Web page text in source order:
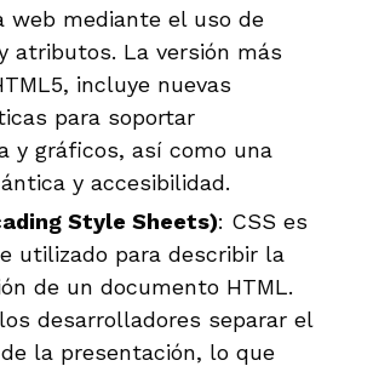
web mediante el uso de
atributos. La versión más
incluye nuevas
para soportar
y gráficos, así como una
y accesibilidad.
Style Sheets): CSS es
utilizado para describir la
de un documento HTML.
desarrolladores separar el
la presentación, lo que